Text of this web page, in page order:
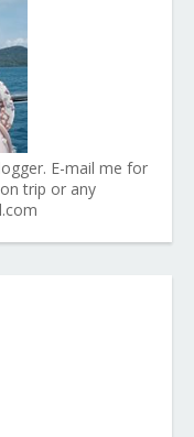
E-mail me for
trip or any